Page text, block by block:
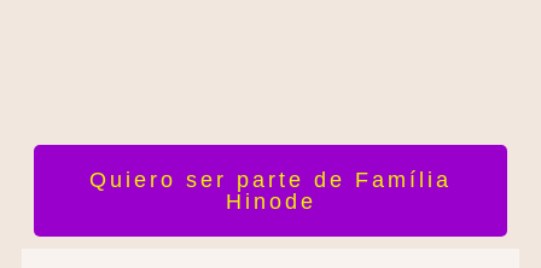
Quiero ser parte de Família
Hinode